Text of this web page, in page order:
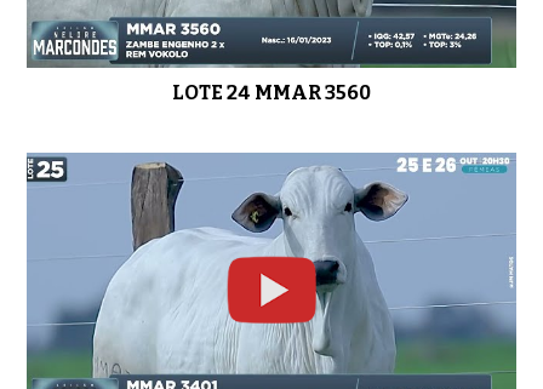
LOTE 24 MMAR 3560